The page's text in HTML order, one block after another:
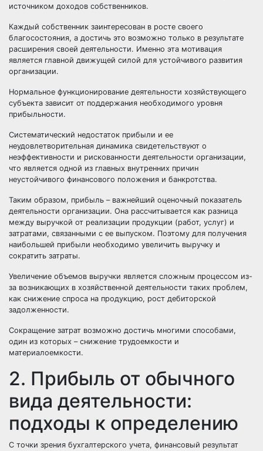
источником доходов собственников.
Каждый собственник заинтересован в росте своего
благосостояния, а достичь это возможно только в результате
расширения своей деятельности. Именно эта мотивация
является главной движущей силой для устойчивого развития
организации.
Нормальное функционирование деятельности хозяйствующего
субъекта зависит от поддержания необходимого уровня
прибыльности.
Систематический недостаток прибыли и ее
неудовлетворительная динамика свидетельствуют о
неэффективности и рискованности деятельности организации,
что является одной из главных внутренних причин
неустойчивого финансового положения и банкротства.
Таким образом, прибыль – важнейший оценочный показатель
деятельности организации. Она рассчитывается как разница
между выручкой от реализации продукции (работ, услуг) и
затратами, связанными с ее выпуском. Поэтому для получения
наибольшей прибыли необходимо увеличить выручку и
сократить затраты.
Увеличение объемов выручки является сложным процессом из-
за возникающих в хозяйственной деятельности таких проблем,
как снижение спроса на продукцию, рост дебиторской
задолженности.
Сокращение затрат возможно достичь многими способами,
один из которых – снижение трудоемкости и
материалоемкости.
2. Прибыль от обычного
вида деятельности:
подходы к определению
С точки зрения бухгалтерского учета, финансовый результат